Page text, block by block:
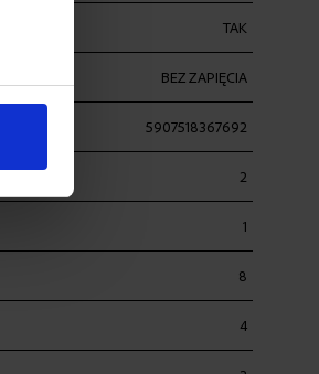
TAK
BEZ ZAPIĘCIA
5907518367692
2
1
8
4